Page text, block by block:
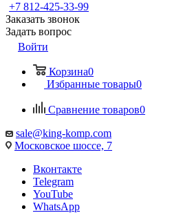
+7 812-425-33-99
Заказать звонок
Задать вопрос
Войти
Корзина0
Избранные товары0
Сравнение товаров0
sale@king-komp.com
Московское шоссе, 7
Вконтакте
Telegram
YouTube
WhatsApp